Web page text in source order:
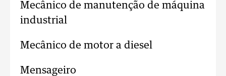
Mecânico de manutenção de máquina
industrial
Mecânico de motor a diesel
Mensageiro